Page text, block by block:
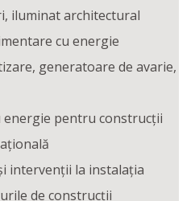
iluminat architectural
cu energie
generatoare de avarie,
energie pentru construcții
intervenții la instalația
de construcții